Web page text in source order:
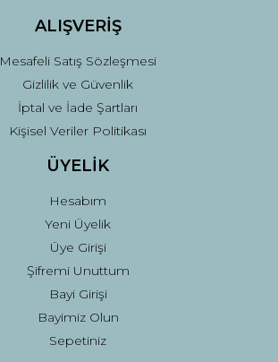
ALIŞVERİŞ
Mesafeli Satış Sözleşmesi
Gizlilik ve Güvenlik
İptal ve İade Şartları
Kişisel Veriler Politikası
ÜYELİK
Hesabım
Yeni Üyelik
Üye Girişi
Şifremi Unuttum
Bayi Girişi
Bayimiz Olun
Sepetiniz